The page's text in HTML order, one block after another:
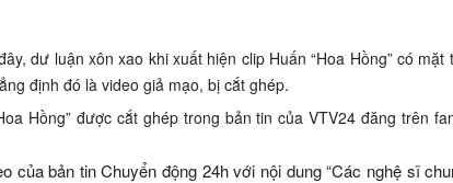
dư luận xôn xao khi xuất hiện clip Huấn “Hoa Hồng” có
định đó là video giả mạo, bị cắt ghép.
Hồng” được cắt ghép trong bản tin của VTV24 đăng trên
của bản tin Chuyển động 24h với nội dung “Các nghệ sĩ